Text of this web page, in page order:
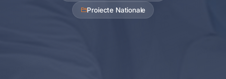
Proiecte Nationale